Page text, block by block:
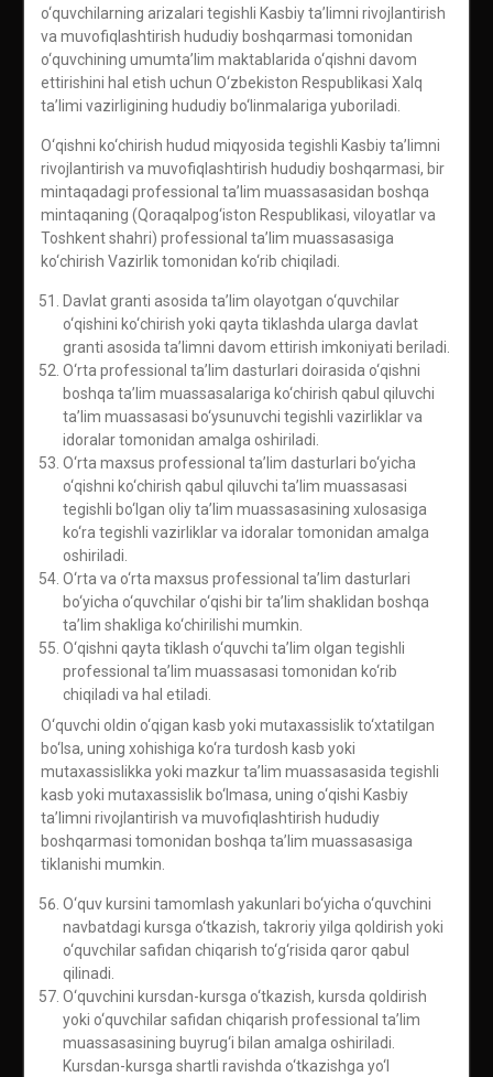
o‘quvchilarning arizalari tegishli Kasbiy ta’limni rivojlantirish
va muvofiqlashtirish hududiy boshqarmasi tomonidan
o‘quvchining umumta’lim maktablarida o‘qishni davom
ettirishini hal etish uchun O‘zbekiston Respublikasi Xalq
ta’limi vazirligining hududiy bo‘linmalariga yuboriladi.
O‘qishni ko‘chirish hudud miqyosida tegishli Kasbiy ta’limni
rivojlantirish va muvofiqlashtirish hududiy boshqarmasi, bir
mintaqadagi professional ta’lim muassasasidan boshqa
mintaqaning (Qoraqalpog‘iston Respublikasi, viloyatlar va
Toshkent shahri) professional ta’lim muassasasiga
ko‘chirish Vazirlik tomonidan ko‘rib chiqiladi.
Davlat granti asosida ta’lim olayotgan o‘quvchilar
o‘qishini ko‘chirish yoki qayta tiklashda ularga davlat
granti asosida ta’limni davom ettirish imkoniyati beriladi.
O‘rta professional ta’lim dasturlari doirasida o‘qishni
boshqa ta’lim muassasalariga ko‘chirish qabul qiluvchi
ta’lim muassasasi bo‘ysunuvchi tegishli vazirliklar va
idoralar tomonidan amalga oshiriladi.
O‘rta maxsus professional ta’lim dasturlari bo‘yicha
o‘qishni ko‘chirish qabul qiluvchi ta’lim muassasasi
tegishli bo‘lgan oliy ta’lim muassasasining xulosasiga
ko‘ra tegishli vazirliklar va idoralar tomonidan amalga
oshiriladi.
O‘rta va o‘rta maxsus professional ta’lim dasturlari
bo‘yicha o‘quvchilar o‘qishi bir ta’lim shaklidan boshqa
ta’lim shakliga ko‘chirilishi mumkin.
O‘qishni qayta tiklash o‘quvchi ta’lim olgan tegishli
professional ta’lim muassasasi tomonidan ko‘rib
chiqiladi va hal etiladi.
O‘quvchi oldin o‘qigan kasb yoki mutaxassislik to‘xtatilgan
bo‘lsa, uning xohishiga ko‘ra turdosh kasb yoki
mutaxassislikka yoki mazkur ta’lim muassasasida tegishli
kasb yoki mutaxassislik bo‘lmasa, uning o‘qishi Kasbiy
ta’limni rivojlantirish va muvofiqlashtirish hududiy
boshqarmasi tomonidan boshqa ta’lim muassasasiga
tiklanishi mumkin.
O‘quv kursini tamomlash yakunlari bo‘yicha o‘quvchini
navbatdagi kursga o‘tkazish, takroriy yilga qoldirish yoki
o‘quvchilar safidan chiqarish to‘g‘risida qaror qabul
qilinadi.
O‘quvchini kursdan-kursga o‘tkazish, kursda qoldirish
yoki o‘quvchilar safidan chiqarish professional ta’lim
muassasasining buyrug‘i bilan amalga oshiriladi.
Kursdan-kursga shartli ravishda o‘tkazishga yo‘l